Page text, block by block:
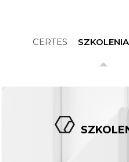
CERTES SZKOLENIA